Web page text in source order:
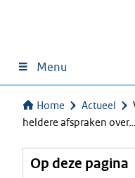
Menu
Home Actueel
heldere afspraken over…
Op deze pagina